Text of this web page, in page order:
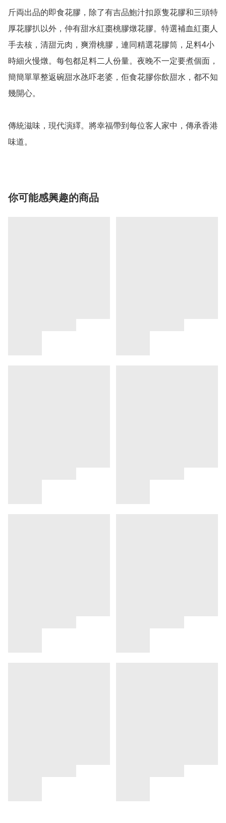
斤両出品的即食花膠，除了有吉品鮑汁扣原隻花膠和三頭特
厚花膠扒以外，仲有甜水紅棗桃膠燉花膠。特選補血紅棗人
手去核，清甜元肉，爽滑桃膠，連同精選花膠筒，足料4小
時細火慢燉。每包都足料二人份量。夜晚不一定要煮個面，
簡簡單單整返碗甜水氹吓老婆，佢食花膠你飲甜水，都不知
幾開心。
傳統滋味，現代演繹。將幸福帶到每位客人家中，傳承香港
味道。
你可能感興趣的商品